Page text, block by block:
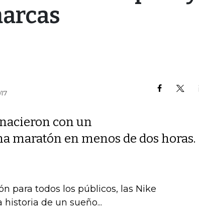
con un
maratón en menos de dos horas.
para todos los públicos, las Nike
historia de un sueño...